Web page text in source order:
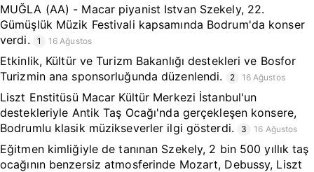
MUĞLA (AA) - Macar piyanist Istvan Szekely, 22.
Gümüşlük Müzik Festivali kapsamında Bodrum'da konser
verdi.
1 16 Ağustos
Etkinlik, Kültür ve Turizm Bakanlığı destekleri ve Bosfor
Turizmin ana sponsorluğunda düzenlendi.
2 16 Ağustos
Liszt Enstitüsü Macar Kültür Merkezi İstanbul'un
destekleriyle Antik Taş Ocağı'nda gerçekleşen konsere,
Bodrumlu klasik müzikseverler ilgi gösterdi.
3 16 Ağustos
Eğitmen kimliğiyle de tanınan Szekely, 2 bin 500 yıllık taş
ocağının benzersiz atmosferinde Mozart, Debussy, Liszt